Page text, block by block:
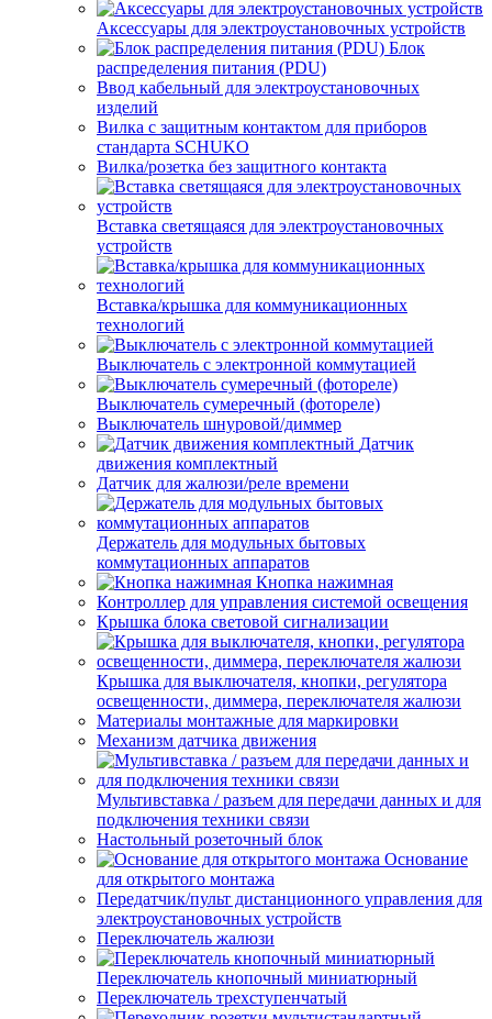
Аксессуары для электроустановочных устройств
Блок
распределения питания (PDU)
Ввод кабельный для электроустановочных
изделий
Вилка с защитным контактом для приборов
стандарта SCHUKO
Вилка/розетка без защитного контакта
Вставка светящаяся для электроустановочных
устройств
Вставка/крышка для коммуникационных
технологий
Выключатель с электронной коммутацией
Выключатель сумеречный (фотореле)
Выключатель шнуровой/диммер
Датчик
движения комплектный
Датчик для жалюзи/реле времени
Держатель для модульных бытовых
коммутационных аппаратов
Кнопка нажимная
Контроллер для управления системой освещения
Крышка блока световой сигнализации
Крышка для выключателя, кнопки, регулятора
освещенности, диммера, переключателя жалюзи
Материалы монтажные для маркировки
Механизм датчика движения
Мультивставка / разъем для передачи данных и для
подключения техники связи
Настольный розеточный блок
Основание
для открытого монтажа
Передатчик/пульт дистанционного управления для
электроустановочных устройств
Переключатель жалюзи
Переключатель кнопочный миниатюрный
Переключатель трехступенчатый